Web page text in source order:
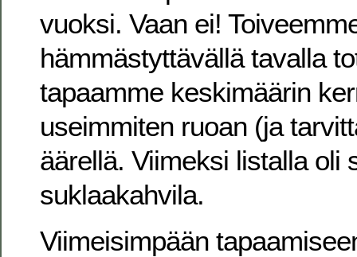
vuoksi. Vaan ei!
hämmästyttävällä tavalla
tapaamme keskimäärin
useimmiten ruoan (ja
äärellä. Viimeksi listalla oli
suklaakahvila.
Viimeisimpään